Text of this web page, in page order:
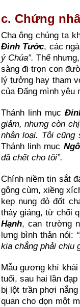
c. Chứng
Cha ông chúng ta
Đình Tước, các
ý Chúa”.Thế
sàng đi trọn con
lý tưởng hay tham
của Đấng mình yêu
Thánh linh mục
giảm, nhưng còn
nhân loại. Tôi cũng
Thánh linh mục
đã chết cho tôi”.
Chính niềm tin sắt
gông cùm, xiềng
kẹp nung đỏ đốt
thày giảng, từ chối
Hạnh, can trường
lưng bình thản nói:
kia chẳng phải chịu
Mẫu gương khí
tuổi, sau hai lần
bị lột trần phơi
quan cho dọn một